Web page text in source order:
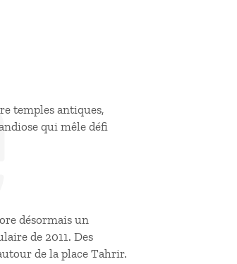
temples antiques,
qui mêle défi
désormais un
de 2011. Des
de la place Tahrir.